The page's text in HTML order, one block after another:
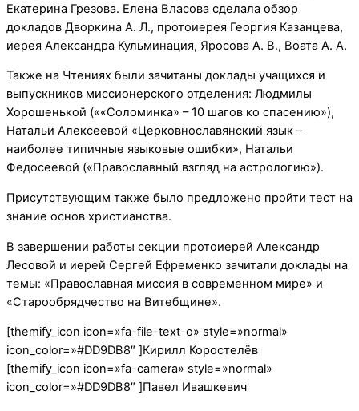
Екатерина Грезова. Елена Власова сделала обзор
докладов Дворкина А. Л., протоиерея Георгия Казанцева,
иерея Александра Кульминация, Яросова А. В., Воата А. А.
Также на Чтениях были зачитаны доклады учащихся и
выпускников миссионерского отделения: Людмилы
Хорошенькой (««Соломинка» – 10 шагов ко спасению»),
Натальи Алексеевой «Церковнославянский язык –
наиболее типичные языковые ошибки», Натальи
Федосеевой («Православный взгляд на астрологию»).
Присутствующим также было предложено пройти тест на
знание основ христианства.
В завершении работы секции протоиерей Александр
Лесовой и иерей Сергей Ефременко зачитали доклады на
темы: «Православная миссия в современном мире» и
«Старообрядчество на Витебщине».
[themify_icon icon=»fa-file-text-o» style=»normal»
icon_color=»#DD9DB8″ ]Кирилл Коростелёв
[themify_icon icon=»fa-camera» style=»normal»
icon_color=»#DD9DB8″ ]Павел Ивашкевич